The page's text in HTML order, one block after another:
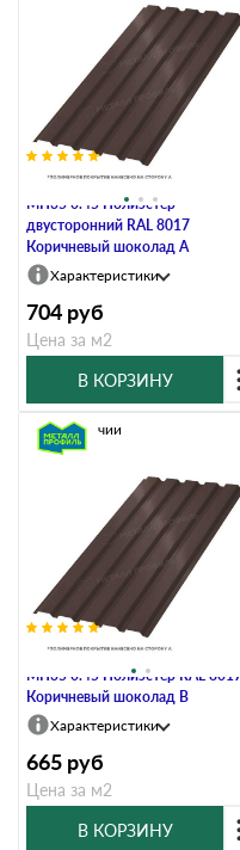
Профлист Металл Профиль
МП35 0.45 Полиэстер
двусторонний RAL 8017
Коричневый шоколад A
Характеристики
704 руб
Цена за м2
В КОРЗИНУ
Профлист Металл Профиль
МП35 0.45 Полиэстер RAL 8017
Коричневый шоколад B
В наличии
Характеристики
665 руб
Цена за м2
В КОРЗИНУ